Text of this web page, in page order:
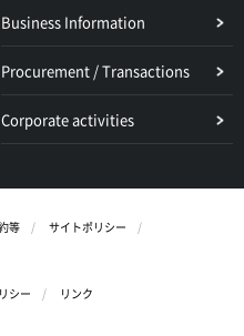
Business Information
Procurement / Transactions
Corporate activities
等
サイトポリシー
シー リンク